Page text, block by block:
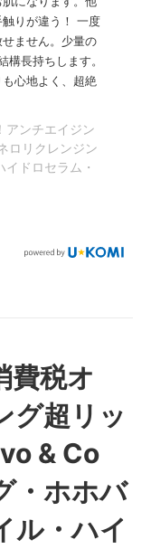
りが違う！ 一度
ません。少量の
構長持ちします。
心地よく、超絶
アンチエイジン
ロリクレンジン
ドロセラム・
費税オ
グ超リッ
& Co
・ホホバ
ル・ハイ